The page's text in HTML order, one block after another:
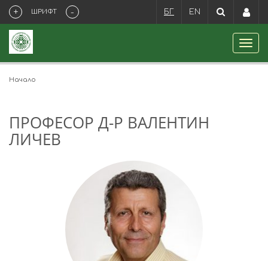
+ ШРИФТ - БГ EN
Начало
ПРОФЕСОР Д-Р ВАЛЕНТИН
ЛИЧЕВ